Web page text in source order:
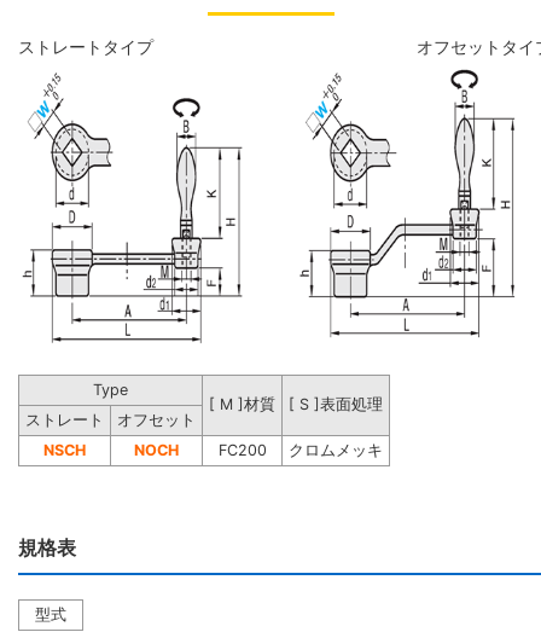
ストレートタイプ オフセットタイ
Type
[ M ]材質
[ S ]表面処理
ストレート
オフセット
NSCH
NOCH FC200 クロムメッキ
規格表
型式